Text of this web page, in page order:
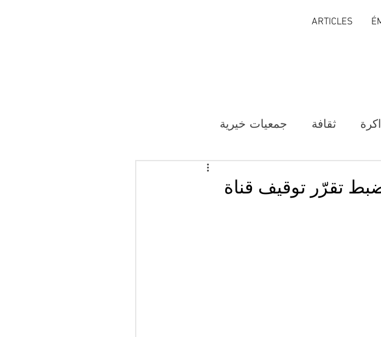
ARTICLES
ثقافة جمعيات خيرية
تقرّر توقيف قناة